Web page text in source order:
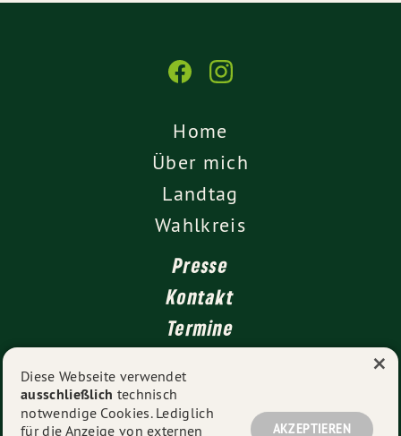
Home
Über mich
Landtag
Wahlkreis
Presse
Kontakt
Termine
Impressum
Datenschutz
Diese Webseite verwendet
ausschließlich technisch
notwendige Cookies. Lediglich
für die Anzeige von externen
AKZEPTIEREN
×